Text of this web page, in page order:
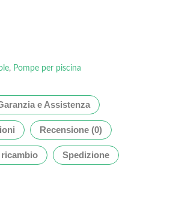
, Pompe per piscina
e Assistenza
Recensione (0)
Spedizione